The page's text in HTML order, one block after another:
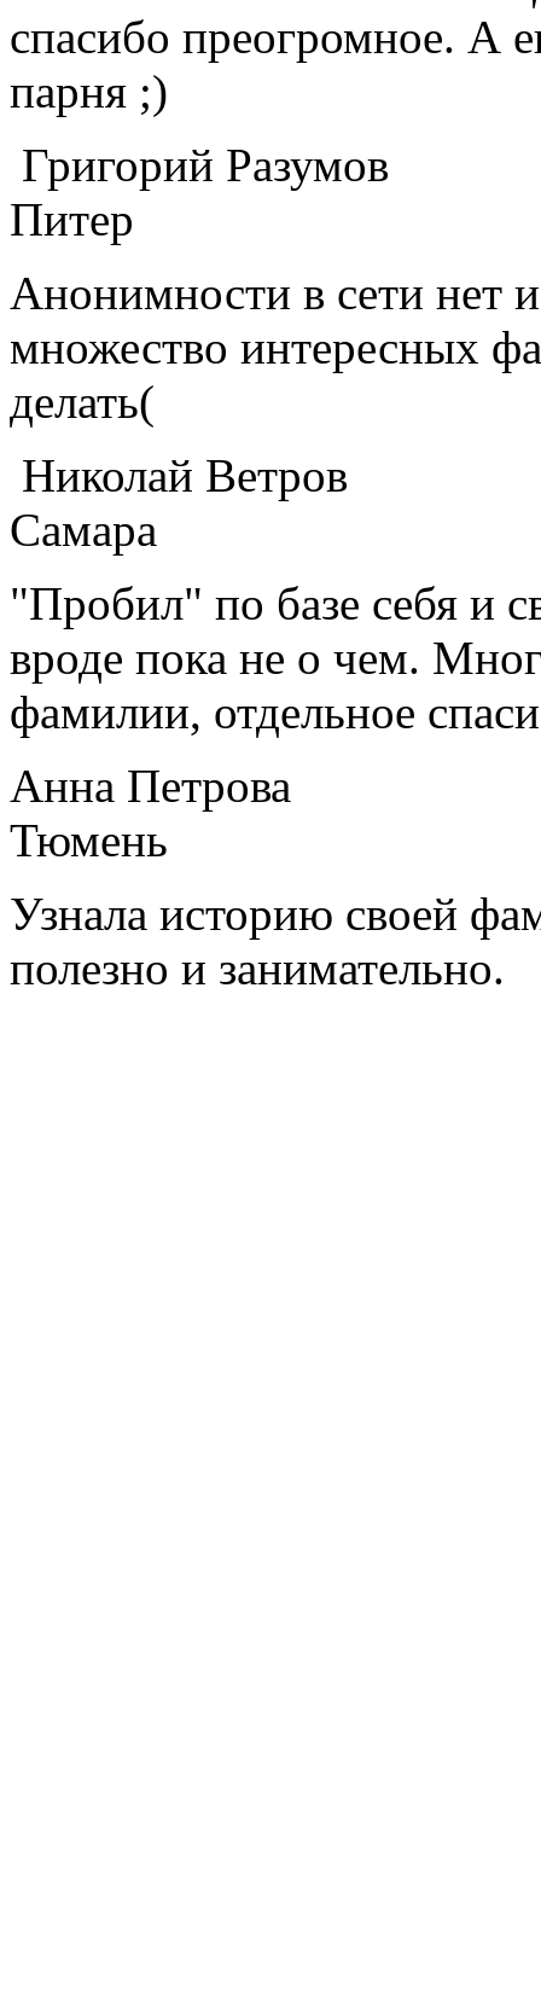
спасибо преогромное. А
парня ;)
Григорий Разумов
Питер
Анонимности в сети нет
множество интересных
делать(
Николай Ветров
Самара
"Пробил" по базе себя и
вроде пока не о чем.
фамилии, отдельное
Анна Петрова
Тюмень
Узнала историю своей
полезно и занимательно.